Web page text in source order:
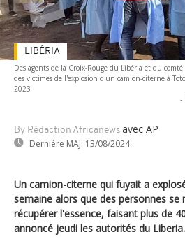
Des agents de la Croix-Rouge du Libéria et du
des victimes de l'explosion d'un camion-citerne à
2023
-
By Rédaction Africanews avec AP
Dernière MAJ: 13/08/2024
LIBÉRIA
Un camion-citerne qui fuyait a
semaine alors que des personnes se
récupérer l'essence, faisant plus de
annoncé jeudi les autorités du Liberia.